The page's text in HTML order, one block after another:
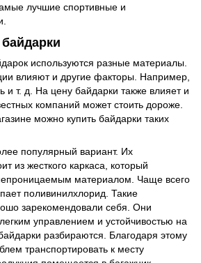
лучшие спортивные и
используются разные материалы.
влияют и другие факторы. Например,
и т. д. На цену байдарки также влияет и
компаний может стоить дороже.
можно купить байдарки таких
популярный вариант. Их
из жесткого каркаса, который
материалом. Чаще всего
поливинилхлорид. Такие
зарекомендовали себя. Они
управлением и устойчивостью на
разбираются. Благодаря этому
транспортировать к месту